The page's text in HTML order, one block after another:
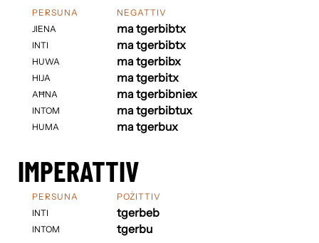
PERSUNA
JIENA
INTI
HUWA
HIJA
AĦNA
INTOM
HUMA
NEGATTIV
ma tgerbibtx
ma tgerbibtx
ma tgerbibx
ma tgerbitx
ma tgerbibniex
ma tgerbibtux
ma tgerbux
IMPERATTIV
PERSUNA
INTI
INTOM
POŻITTIV
tgerbeb
tgerbu